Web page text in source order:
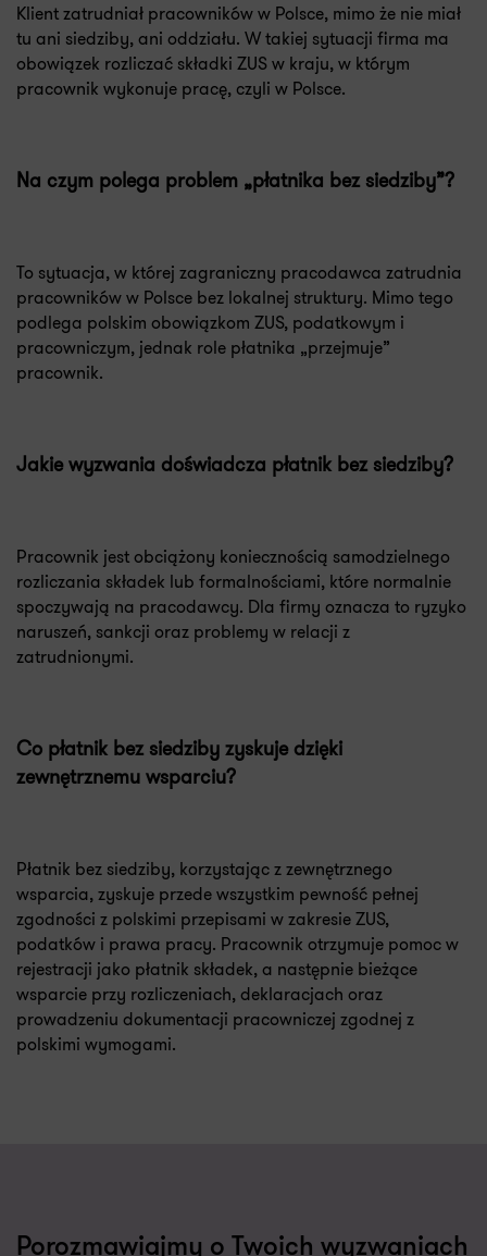
Klient zatrudniał pracowników w Polsce, mimo że nie miał
tu ani siedziby, ani oddziału. W takiej sytuacji firma ma
obowiązek rozliczać składki ZUS w kraju, w którym
pracownik wykonuje pracę, czyli w Polsce.
Na czym polega problem „płatnika bez siedziby”?
To sytuacja, w której zagraniczny pracodawca zatrudnia
pracowników w Polsce bez lokalnej struktury. Mimo tego
podlega polskim obowiązkom ZUS, podatkowym i
pracowniczym, jednak role płatnika „przejmuje”
pracownik.
Jakie wyzwania doświadcza płatnik bez siedziby?
Pracownik jest obciążony koniecznością samodzielnego
rozliczania składek lub formalnościami, które normalnie
spoczywają na pracodawcy. Dla firmy oznacza to ryzyko
naruszeń, sankcji oraz problemy w relacji z
zatrudnionymi.
Co płatnik bez siedziby zyskuje dzięki
zewnętrznemu wsparciu?
Płatnik bez siedziby, korzystając z zewnętrznego
wsparcia, zyskuje przede wszystkim pewność pełnej
zgodności z polskimi przepisami w zakresie ZUS,
podatków i prawa pracy. Pracownik otrzymuje pomoc w
rejestracji jako płatnik składek, a następnie bieżące
wsparcie przy rozliczeniach, deklaracjach oraz
prowadzeniu dokumentacji pracowniczej zgodnej z
polskimi wymogami.
Porozmawiajmy o Twoich wyzwaniach